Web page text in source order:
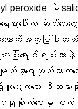
peroxide နဲ့
ားပေါ်က ဆဲလ်သေ
ာက်အကူပြုပါတယ်။
းရောင်ရမ်းတာ
က်နှာရေသုတ်တာ
တွေကတော့ ဒီသမ
ရုစိုက်ပေးမှ ဝက်